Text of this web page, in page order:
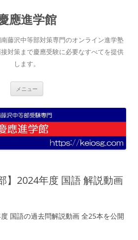
應進学館
藤沢中等部対策専門のオンライン進学塾
対策まで慶應受験に必要なすべてを提供
します。
メニュー
】2024年度 国語 解説動画
国語の過去問解説動画 全25本を公開